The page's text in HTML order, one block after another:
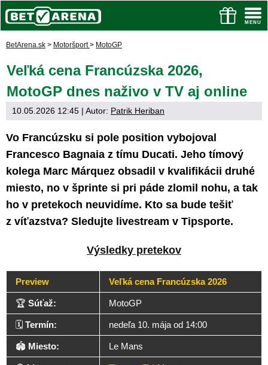
BetArena.sk > Motoršport> MotoGP
Veľká cena Francúzska 2026,
MotoGP dnes naživo v TV aj online
10.05.2026 12:45 | Autor: Patrik Heriban
Vo Francúzsku si pole position vybojoval
Francesco Bagnaia z tímu Ducati. Jeho tímový
kolega Marc Márquez obsadil v kvalifikácii druhé
miesto, no v šprinte si pri páde zlomil nohu, a tak
ho v pretekoch neuvidíme. Kto sa bude tešiť
z víťazstva? Sledujte livestream v Tipsporte.
Výsledky pretekov
Preview Veľká cena Francúzska 2026
🏆 Súťaž: MotoGP
🗓️ Termín: nedeľa 10. mája od 14:00
🏟️ Miesto: Le Mans